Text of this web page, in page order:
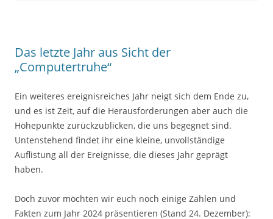
Das letzte Jahr aus Sicht der
„Computertruhe“
Ein weiteres ereignisreiches Jahr neigt sich dem Ende zu,
und es ist Zeit, auf die Herausforderungen aber auch die
Höhepunkte zurückzublicken, die uns begegnet sind.
Untenstehend findet ihr eine kleine, unvollständige
Auflistung all der Ereignisse, die dieses Jahr geprägt
haben.
Doch zuvor möchten wir euch noch einige Zahlen und
Fakten zum Jahr 2024 präsentieren (Stand 24. Dezember):